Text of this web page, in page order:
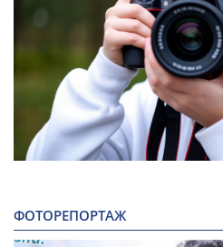
ФОТОРЕПОРТАЖ